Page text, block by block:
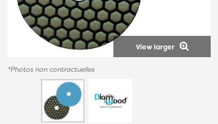
View larger
*Photos non contractuelles